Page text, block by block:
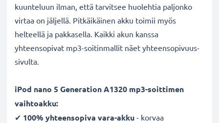
kuunteluun ilman, että tarvitsee huolehtia paljonko
virtaa on jäljellä. Pitkäikäinen akku toimii myös
helteellä ja pakkasella. Kaikki akun kanssa
yhteensopivat mp3-soitinmallit näet yhteensopivuus-
sivulta.
iPod nano 5 Generation A1320 mp3-soittimen
vaihtoakku:
✔ 100% yhteensopiva vara-akku - korvaa